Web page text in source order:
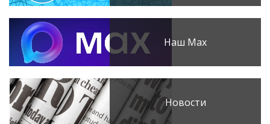
Наш Max
Новости